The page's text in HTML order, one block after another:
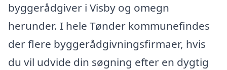
byggerådgiver i Visby og omegn
herunder. I hele Tønder kommunefindes
der flere byggerådgivningsfirmaer, hvis
du vil udvide din søgning efter en dygtig